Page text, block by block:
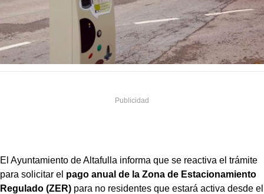
El Ayuntamiento de Altafulla informa que se reactiva el trámite
para solicitar el pago anual de la Zona de Estacionamiento
Regulado (ZER) para no residentes que estará activa desde el